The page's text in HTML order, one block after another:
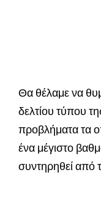
Θα θέλαμε να
δελτίου τύπου
προβλήματα τα
ένα μέγιστο
συντηρηθεί από